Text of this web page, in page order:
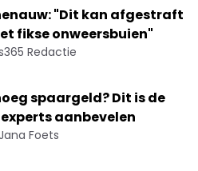
"Dit kan afgestraft
fikse onweersbuien"
Redactie
spaargeld? Dit is de
aanbevelen
Foets